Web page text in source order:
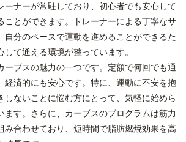
ーナーが常駐しており、初心者でも安心して
ことができます。トレーナーによる丁寧なサ
自分のペースで運動を進めることができるた
て通える環境が整っています。
ーブスの魅力の一つです。定額で何回でも通
経済的にも安心です。特に、運動に不安を抱
しないことに悩む方にとって、気軽に始めら
ます。さらに、カーブスのプログラムは筋力
み合わせており、短時間で脂肪燃焼効果を高